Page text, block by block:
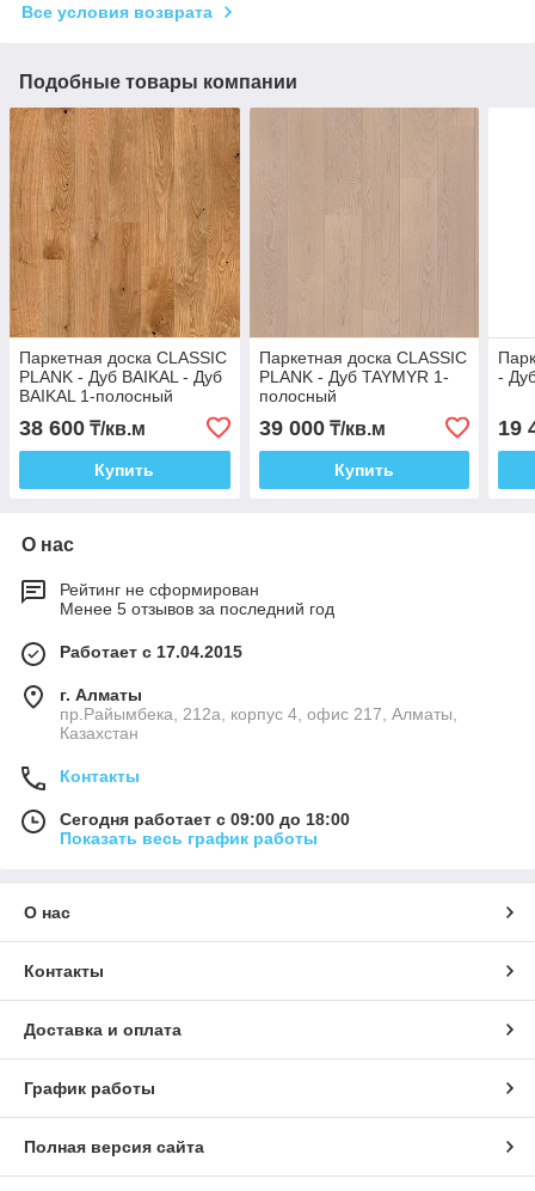
Все условия возврата
Подобные товары компании
Паркетная доска CLASSIC
PLANK - Дуб BAIKAL - Дуб
BAIKAL 1-полосный
38 600 ₸/кв.м
Купить
Паркетная доска CLASSIC
PLANK - Дуб TAYMYR 1-
полосный
39 000₸/кв.м
Купить
-
19
О нас
Рейтинг не сформирован
Менее 5 отзывов за последний год
Работает с 17.04.2015
г. Алматы
пр.Райымбека, 212а, корпус 4, офис 217, Алматы,
Казахстан
Контакты
Сегодня работает с 09:00 до 18:00
Показать весь график работы
О нас
Контакты
Доставка и оплата
График работы
Полная версия сайта